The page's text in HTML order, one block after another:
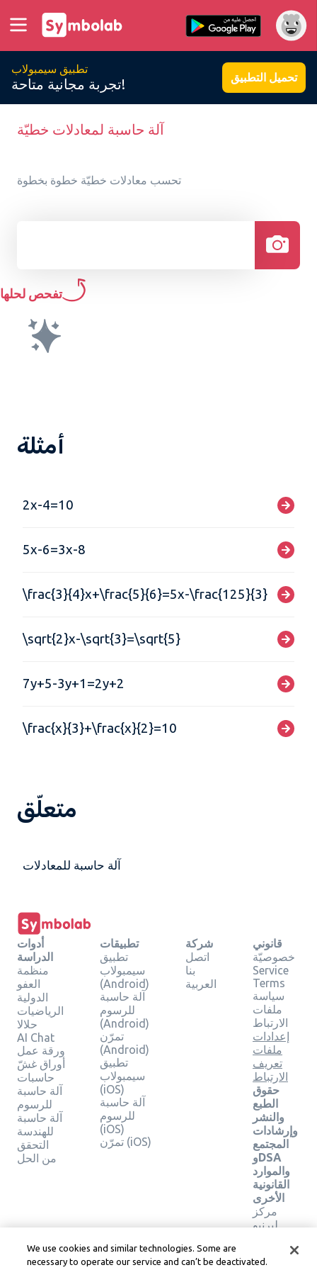
تطبيق سيمبولاب
تجربة مجانية متاحة! تحميل التطبيق
آلة حاسبة لمعادلات خطيّة
تحسب معادلات خطيّة خطوة بخطوة
تفحص لحلها
أمثلة
2x-4=10
5x-6=3x-8
\frac{3}{4}x+\frac{5}{6}=5x-\frac{125}{3}
\sqrt{2}x-\sqrt{3}=\sqrt{5}
7y+5-3y+1=2y+2
\frac{x}{3}+\frac{x}{2}=10
متعلّق
آلة حاسبة للمعادلات
أدوات
الدراسة
منظمة
العفو
الدولية
الرياضيات
حلالا
AI Chat
ورقة عمل
أوراق غشّ
حاسبات
آلة حاسبة
للرسوم
آلة حاسبة
للهندسة
التحقق
من الحل
تطبيقات
تطبيق
سيمبولاب
(Android)
آلة حاسبة
للرسوم
(Android)
تمرّن
(Android)
تطبيق
سيمبولاب
(iOS)
آلة حاسبة
للرسوم
(iOS)
تمرّن (iOS)
شركة
اتصل
بنا
العربية
قانوني
خصوصيّة
Service
Terms
سياسة
ملفات
الارتباط
إعدادات
ملفات
تعريف
الارتباط
حقوق
الطبع
والنشر
وإرشادات
المجتمع
وDSA
والموارد
القانونية
الأخرى
مركز
ليرنيو
خدمة
We use cookies and similar technologies. Some are
necessary to operate our service and can’t be deactivated.